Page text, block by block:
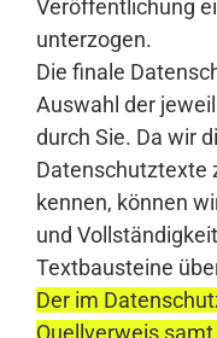
Veröffentlichung
unterzogen.
Die finale
Auswahl der
durch Sie. Da wir
Datenschutztexte
kennen, können
und
Textbausteine
Der im
Quellverweis